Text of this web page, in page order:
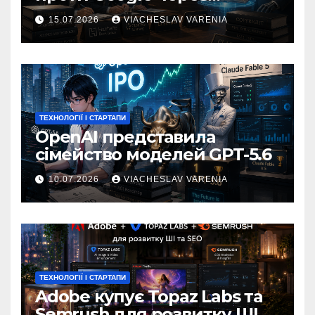
навчання Gemini
15.07.2026 VIACHESLAV VARENIA
ТЕХНОЛОГІЇ І СТАРТАПИ
OpenAI представила
сімейство моделей GPT-5.6
10.07.2026 VIACHESLAV VARENIA
ТЕХНОЛОГІЇ І СТАРТАПИ
Adobe купує Topaz Labs та